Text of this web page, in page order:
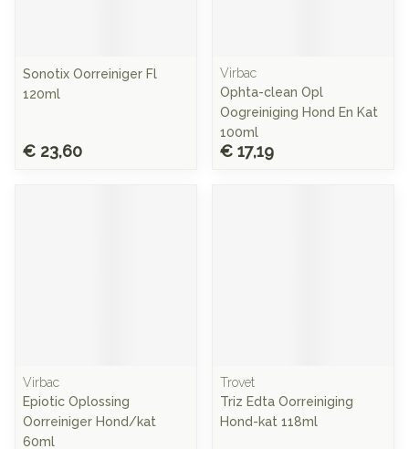
Sonotix Oorreiniger Fl
120ml
€ 23,60
Virbac
Ophta-clean Opl
Oogreiniging Hond En Kat
100ml
€ 17,19
Virbac
Epiotic Oplossing
Oorreiniger Hond/kat
60ml
Trovet
Triz Edta Oorreiniging
Hond-kat 118ml